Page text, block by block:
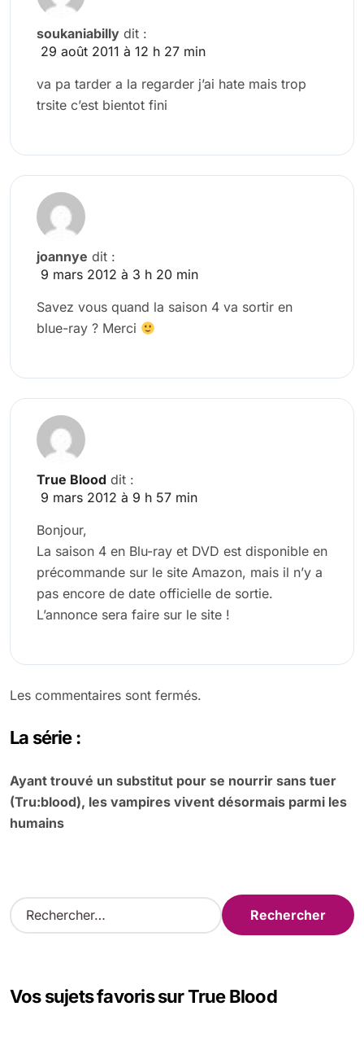
soukaniabilly dit :
29 août 2011 à 12 h 27 min
va pa tarder a la regarder j’ai hate mais trop
trsite c’est bientot fini
joannye dit :
9 mars 2012 à 3 h 20 min
Savez vous quand la saison 4 va sortir en
blue-ray ? Merci
True Blood dit :
9 mars 2012 à 9 h 57 min
Bonjour,
La saison 4 en Blu-ray et DVD est disponible en
précommande sur le site Amazon, mais il n’y a
pas encore de date officielle de sortie.
L’annonce sera faire sur le site !
Les commentaires sont fermés.
La série :
Ayant trouvé un substitut pour se nourrir sans tuer
(Tru:blood), les vampires vivent désormais parmi les
humains
R
e
r
Vos sujets favoris sur True Blood